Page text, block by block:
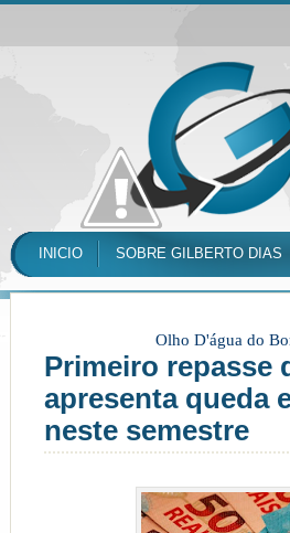
INICIO SOBRE GILBERTO DIAS
Olho D'água do
Primeiro repasse
apresenta queda
neste semestre